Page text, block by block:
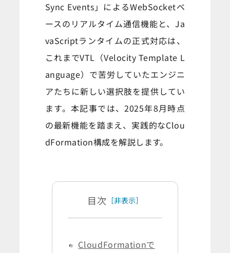
Sync Events」によるWebSocketベ
ースのリアルタイム通信機能と、Ja
vaScriptランタイムの正式対応は、
これまでVTL（Velocity Template L
anguage）で苦労していたエンジニ
アたちに新しい選択肢を提供してい
ます。本記事では、2025年8月時点
の最新機能を踏まえ、実践的なClou
dFormation構成を解説します。
目次 ［非表示］
CloudFormationで